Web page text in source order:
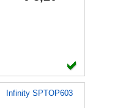
Infinity SPTOP603